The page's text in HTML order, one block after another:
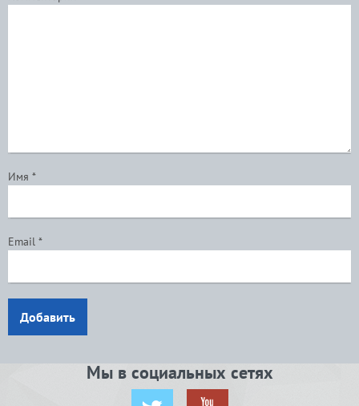
Имя *
Email *
Добавить
Мы в социальных сетях